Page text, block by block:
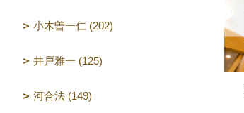
小木曽一仁 (202)
井戸雅一 (125)
河合法 (149)